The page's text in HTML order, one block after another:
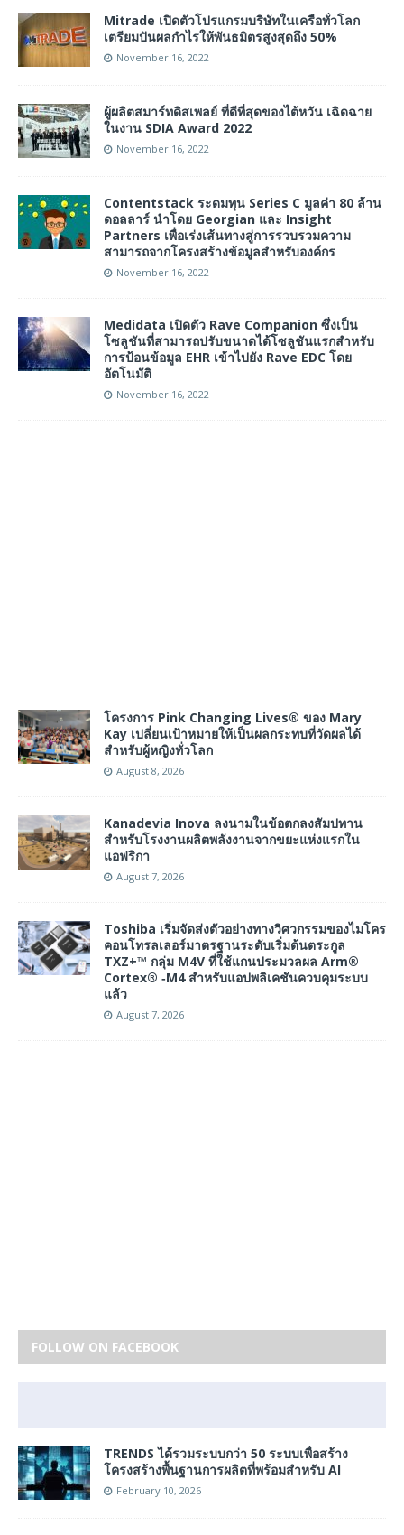
Mitrade เปิดตัวโปรแกรมบริษัทในเครือทั่วโลก
เตรียมปันผลกำไรให้พันธมิตรสูงสุดถึง 50%
November 16, 2022
ผู้ผลิตสมาร์ทดิสเพลย์ ที่ดีที่สุดของไต้หวัน เฉิดฉาย
ในงาน SDIA Award 2022
November 16, 2022
Contentstack ระดมทุน Series C มูลค่า 80 ล้าน
ดอลลาร์ นำโดย Georgian และ Insight
Partners เพื่อเร่งเส้นทางสู่การรวบรวมความ
สามารถจากโครงสร้างข้อมูลสำหรับองค์กร
November 16, 2022
Medidata เปิดตัว Rave Companion ซึ่งเป็น
โซลูชันที่สามารถปรับขนาดได้โซลูชันแรกสำหรับ
การป้อนข้อมูล EHR เข้าไปยัง Rave EDC โดย
อัตโนมัติ
November 16, 2022
โครงการ Pink Changing Lives® ของ Mary
Kay เปลี่ยนเป้าหมายให้เป็นผลกระทบที่วัดผลได้
สำหรับผู้หญิงทั่วโลก
August 8, 2026
Kanadevia Inova ลงนามในข้อตกลงสัมปทาน
สำหรับโรงงานผลิตพลังงานจากขยะแห่งแรกใน
แอฟริกา
August 7, 2026
Toshiba เริ่มจัดส่งตัวอย่างทางวิศวกรรมของไมโคร
คอนโทรลเลอร์มาตรฐานระดับเริ่มต้นตระกูล
TXZ+™ กลุ่ม M4V ที่ใช้แกนประมวลผล Arm®
Cortex® ‑M4 สำหรับแอปพลิเคชันควบคุมระบบ
แล้ว
August 7, 2026
FOLLOW ON FACEBOOK
TRENDS ได้รวมระบบกว่า 50 ระบบเพื่อสร้าง
โครงสร้างพื้นฐานการผลิตที่พร้อมสำหรับ AI
February 10, 2026